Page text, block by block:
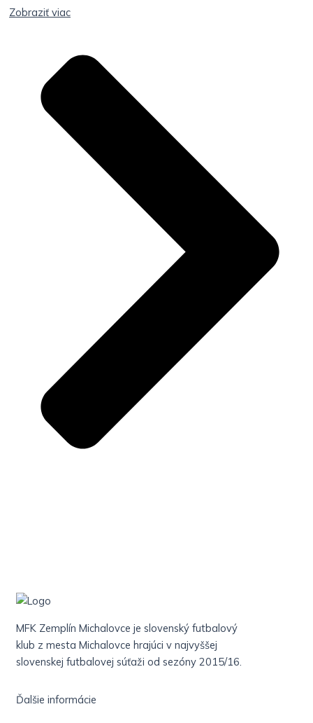
Zobraziť viac
MFK Zemplín Michalovce je slovenský futbalový
klub z mesta Michalovce hrajúci v najvyššej
slovenskej futbalovej súťaži od sezóny 2015/16.
Ďalšie informácie